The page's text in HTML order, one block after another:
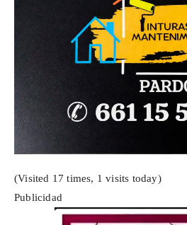
(Visited 17 times, 1 visits today)
Publicidad